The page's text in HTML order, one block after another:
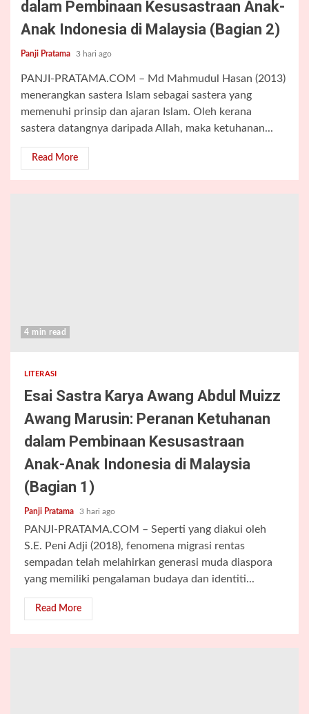
dalam Pembinaan Kesusastraan Anak-
Anak Indonesia di Malaysia (Bagian 2)
Panji Pratama 3 hari ago
PANJI-PRATAMA.COM – Md Mahmudul Hasan (2013)
menerangkan sastera Islam sebagai sastera yang
memenuhi prinsip dan ajaran Islam. Oleh kerana
sastera datangnya daripada Allah, maka ketuhanan...
Read More
4 min read
LITERASI
Esai Sastra Karya Awang Abdul Muizz
Awang Marusin: Peranan Ketuhanan
dalam Pembinaan Kesusastraan
Anak-Anak Indonesia di Malaysia
(Bagian 1)
Panji Pratama 3 hari ago
PANJI-PRATAMA.COM – Seperti yang diakui oleh
S.E. Peni Adji (2018), fenomena migrasi rentas
sempadan telah melahirkan generasi muda diaspora
yang memiliki pengalaman budaya dan identiti...
Read More